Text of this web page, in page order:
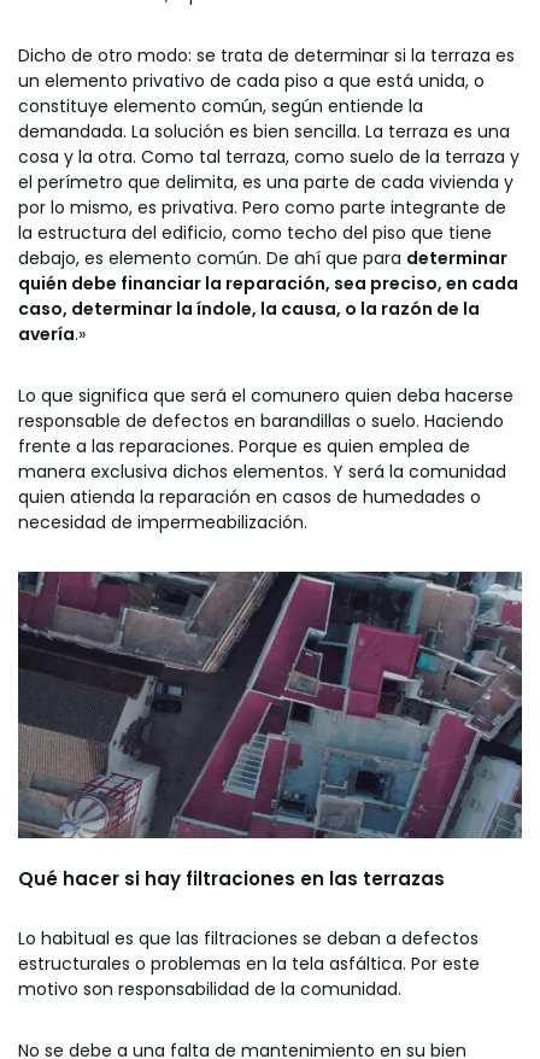
Dicho de otro modo: se trata de determinar si la terraza es
un elemento privativo de cada piso a que está unida, o
constituye elemento común, según entiende la
demandada. La solución es bien sencilla. La terraza es una
cosa y la otra. Como tal terraza, como suelo de la terraza y
el perímetro que delimita, es una parte de cada vivienda y
por lo mismo, es privativa. Pero como parte integrante de
la estructura del edificio, como techo del piso que tiene
debajo, es elemento común. De ahí que para determinar
quién debe financiar la reparación, sea preciso, en cada
caso, determinar la índole, la causa, o la razón de la
avería.»
Lo que significa que será el comunero quien deba hacerse
responsable de defectos en barandillas o suelo. Haciendo
frente a las reparaciones. Porque es quien emplea de
manera exclusiva dichos elementos. Y será la comunidad
quien atienda la reparación en casos de humedades o
necesidad de impermeabilización.
Qué hacer si hay filtraciones en las terrazas
Lo habitual es que las filtraciones se deban a defectos
estructurales o problemas en la tela asfáltica. Por este
motivo son responsabilidad de la comunidad.
No se debe a una falta de mantenimiento en su bien